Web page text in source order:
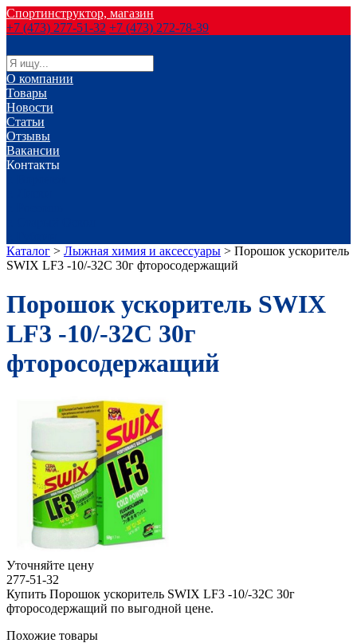
Спортинструктор, магазин
+7 (473) 277-51-32 +7 (473) 272-78-39
О компании
Товары
Новости
Статьи
Отзывы
Вакансии
Контакты
Каталог > Лыжная химия и аксессуары > Порошок ускоритель
SWIX LF3 -10/-32С 30г фторосодержащий
Порошок ускоритель SWIX
LF3 -10/-32С 30г
фторосодержащий
Уточняйте цену
277-51-32
Купить Порошок ускоритель SWIX LF3 -10/-32С 30г
фторосодержащий по выгодной цене.
Похожие товары